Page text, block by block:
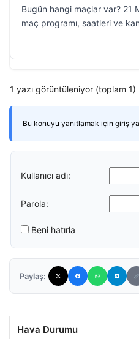
Bugün hangi maçlar var? 21
maç programı, saatleri ve
1 yazı görüntüleniyor (toplam 1)
Bu konuyu yanıtlamak için giriş
Kullanıcı adı:
Parola:
Beni hatırla
Paylaş:
Hava Durumu